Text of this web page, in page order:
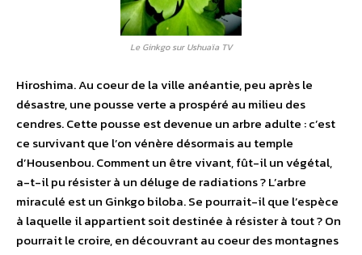
Le Ginkgo sur Ushuaïa TV
Hiroshima. Au coeur de la ville anéantie, peu après le
désastre, une pousse verte a prospéré au milieu des
cendres. Cette pousse est devenue un arbre adulte : c’est
ce survivant que l’on vénère désormais au temple
d’Housenbou. Comment un être vivant, fût-il un végétal,
a-t-il pu résister à un déluge de radiations ? L’arbre
miraculé est un Ginkgo biloba. Se pourrait-il que l’espèce
à laquelle il appartient soit destinée à résister à tout ? On
pourrait le croire, en découvrant au coeur des montagnes